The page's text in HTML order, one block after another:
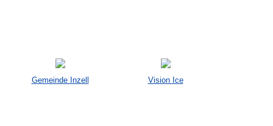
Gemeinde Inzell Vision Ice